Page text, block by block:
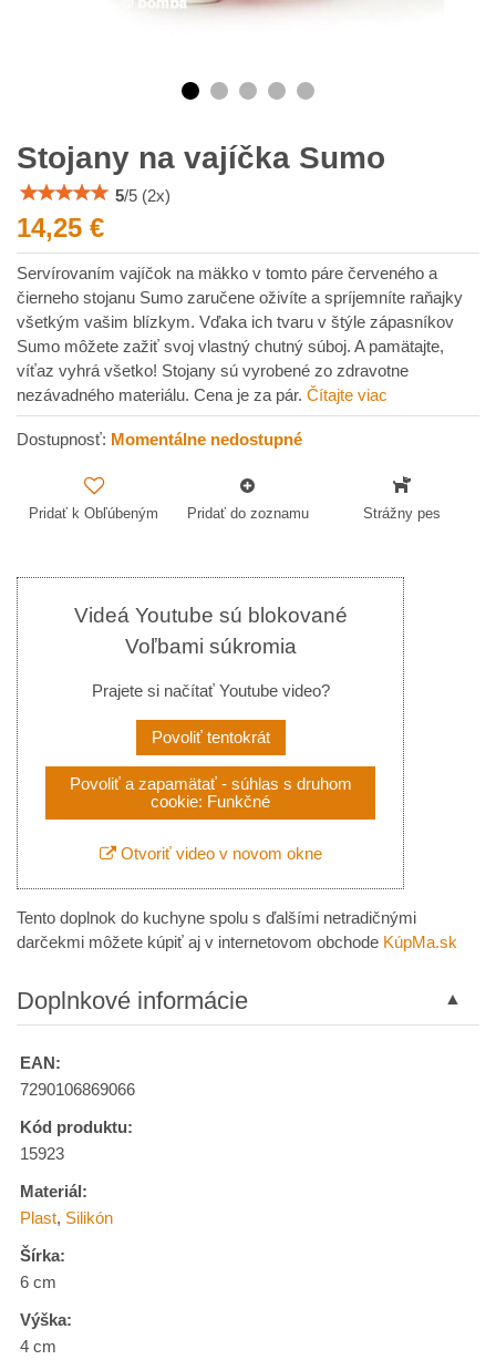
Stojany na vajíčka Sumo
5/5 (2x)
14,25 €
Servírovaním vajíčok na mäkko v tomto páre červeného a
čierneho stojanu Sumo zaručene oživíte a spríjemníte raňajky
všetkým vašim blízkym. Vďaka ich tvaru v štýle zápasníkov
Sumo môžete zažiť svoj vlastný chutný súboj. A pamätajte,
víťaz vyhrá všetko! Stojany sú vyrobené zo zdravotne
nezávadného materiálu. Cena je za pár. Čítajte viac
Dostupnosť: Momentálne nedostupné
Pridať k Obľúbeným Pridať do zoznamu Strážny pes
Videá Youtube sú blokované
Voľbami súkromia
Prajete si načítať Youtube video?
Povoliť tentokrát
Povoliť a zapamätať - súhlas s druhom
cookie: Funkčné
Otvoriť video v novom okne
Tento doplnok do kuchyne spolu s ďalšími netradičnými
darčekmi môžete kúpiť aj v internetovom obchode KúpMa.sk
Doplnkové informácie
EAN:
7290106869066
Kód produktu:
15923
Materiál:
Plast, Silikón
Šírka:
6 cm
Výška:
4 cm